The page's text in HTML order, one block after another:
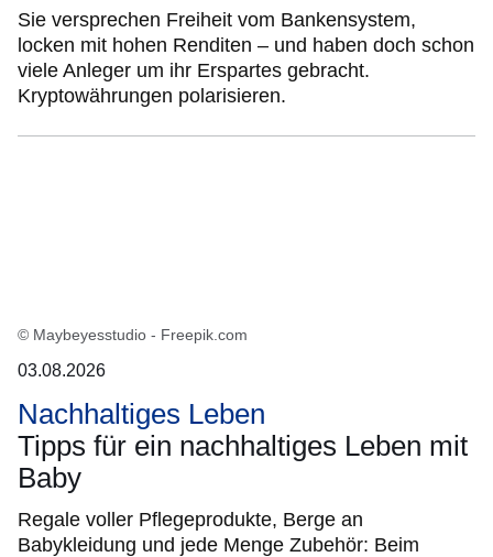
Sie versprechen Freiheit vom Bankensystem,
locken mit hohen Renditen – und haben doch schon
viele Anleger um ihr Erspartes gebracht.
Kryptowährungen polarisieren.
© Maybeyesstudio - Freepik.com
03.08.2026
Nachhaltiges Leben
Tipps für ein nachhaltiges Leben mit
Baby
Regale voller Pflegeprodukte, Berge an
Babykleidung und jede Menge Zubehör: Beim